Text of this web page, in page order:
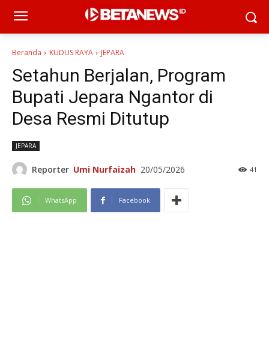
Beranda KUDUS RAYA JEPARA
Setahun Berjalan, Program
Bupati Jepara Ngantor di
Desa Resmi Ditutup
JEPARA
Reporter Umi Nurfaizah 20/05/2026 41
WhatsApp Facebook